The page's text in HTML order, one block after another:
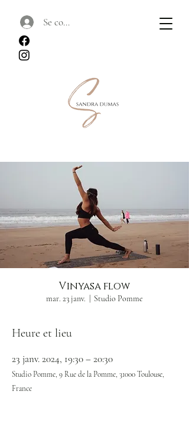
Se connecter
Vinyasa flow
mar. 23 janv. Studio Pomme
Heure et lieu
23 janv. 2024, 19:30 – 20:30
Studio Pomme, 9 Rue de la Pomme, 31000 Toulouse,
France